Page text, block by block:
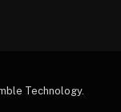
Technology.